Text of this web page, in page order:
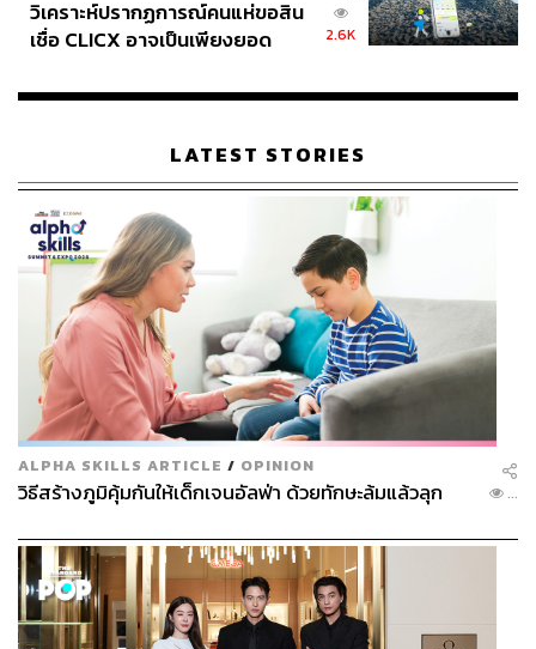
วิเคราะห์ปรากฏการณ์คนแห่ขอสิน
เชื่อ CLICX อาจเป็นเพียงยอด
เรือนไทยที่ถูกซุกไว้
2.6K
LATEST STORIES
ALPHA SKILLS ARTICLE / OPINION
วิธีสร้างภูมิคุ้มกันให้เด็กเจนอัลฟ่า ด้วยทักษะล้มแล้วลุก ...